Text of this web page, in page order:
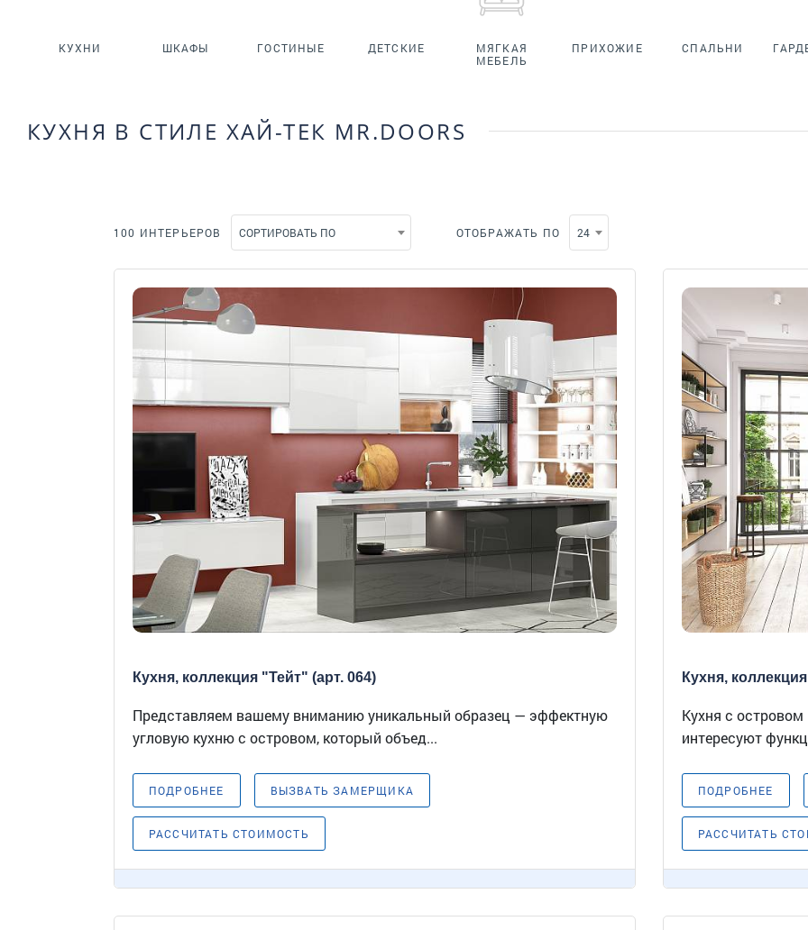
КУХНИ ШКАФЫ ГОСТИНЫЕ ДЕТСКИЕ
МЯГКАЯ
МЕБЕЛЬ
ПРИХОЖИЕ СПАЛЬНИ
КУХНЯ В СТИЛЕ ХАЙ-ТЕК MR.DOORS
100 ИНТЕРЬЕРОВ СОРТИРОВАТЬ ПО ОТОБРАЖАТЬ ПО 24
Кухня, коллекция "Тейт" (арт. 064)
Представляем вашему вниманию уникальный образец — эффектную
угловую кухню с островом, который объед...
ПОДРОБНЕЕ ВЫЗВАТЬ ЗАМЕРЩИКА
РАССЧИТАТЬ СТОИМОСТЬ
Кухня,
Кухня с
интересуют
ПОДРОБНЕЕ
РАССЧИТАТЬ